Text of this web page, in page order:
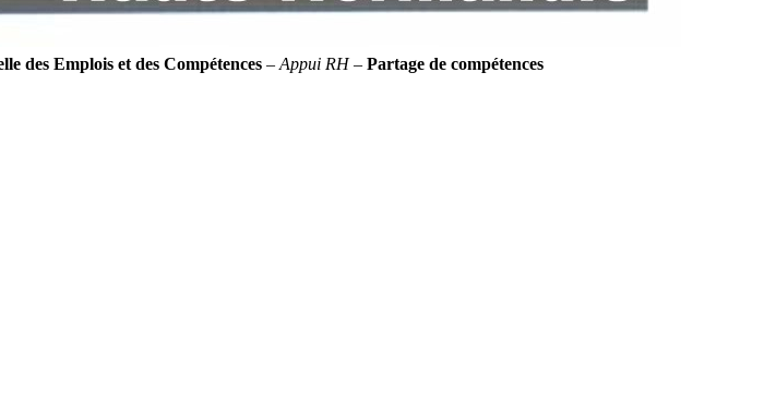
des Emplois et des Compétences – Appui RH– Partage de compétences